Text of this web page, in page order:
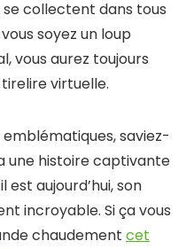
se collectent dans tous
soyez un loup
vous aurez toujours
virtuelle.
saviez-
une histoire captivante
est aujourd’hui, son
incroyable. Si ça vous
chaudement cet